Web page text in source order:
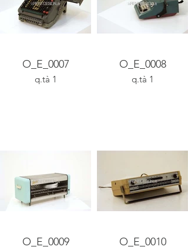
O_E_0007
q.tà 1
O_E_0008
q.tà 1
O_E_0009 O_E_0010